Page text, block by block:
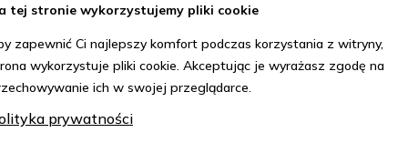
zakupy z wyjątkowymi
tej stronie wykorzystujemy pliki cookie
zapewnić Ci najlepszy komfort podczas korzystania z witryny,
wykorzystuje pliki cookie. Akceptując je wyrażasz zgodę na
ich w swojej przeglądarce.
prywatności